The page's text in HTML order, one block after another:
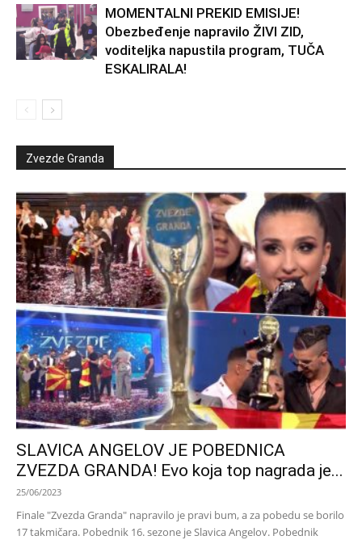
MOMENTALNI PREKID EMISIJE!
Obezbeđenje napravilo ŽIVI ZID,
voditeljka napustila program, TUČA
ESKALIRALA!
Zvezde Granda
SLAVICA ANGELOV JE POBEDNICA
ZVEZDA GRANDA! Evo koja top nagrada je...
25/06/2023
Finale "Zvezda Granda" napravilo je pravi bum, a za pobedu se borilo
17 takmičara. Pobednik 16. sezone je Slavica Angelov. Pobednik